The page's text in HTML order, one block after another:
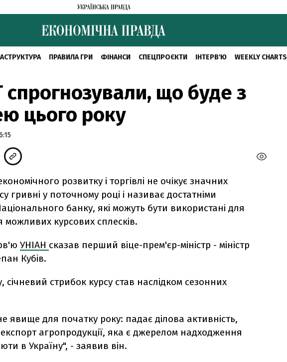
ПРАВИЛА ГРИ ФІНАНСИ СПЕЦПРОЄКТИ ІНТЕРВ'Ю WEEKLY CHARTS
що буде з
цього року
розвитку і торгівлі не очікує значних
гривні у поточному році і називає достатніми
банку, які можуть бути використані для
можливих курсових сплесків.
УНІАН сказав перший віце-прем'єр-міністр - міністр
Кубів.
січневий стрибок курсу став наслідком сезонних
явище для початку року: падає ділова активність,
агропродукції, яка є джерелом надходження
в Україну", - заявив він.